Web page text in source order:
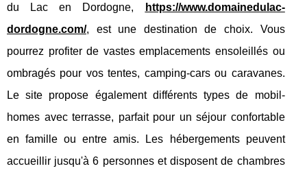
du Lac en Dordogne,
https://www.domainedulac-
dordogne.com/, est une destination de choix. Vous
pourrez profiter de vastes emplacements ensoleillés ou
ombragés pour vos tentes, camping-cars ou caravanes.
Le site propose également différents types de mobil-
homes avec terrasse, parfait pour un séjour confortable
en famille ou entre amis. Les hébergements peuvent
accueillir jusqu'à 6 personnes et disposent de chambres